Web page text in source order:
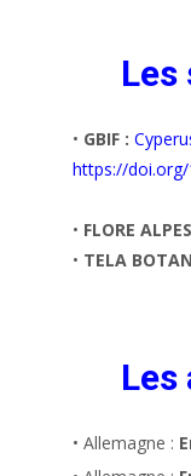
Les
• GBIF :
https://
• FLORE ALPES
• TELA
• Allemagne :